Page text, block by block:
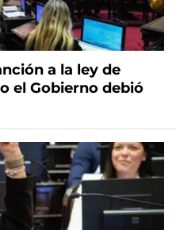
a la ley de
el Gobierno debió